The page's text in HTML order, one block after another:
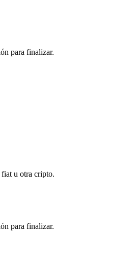
para finalizar.
u otra cripto.
para finalizar.